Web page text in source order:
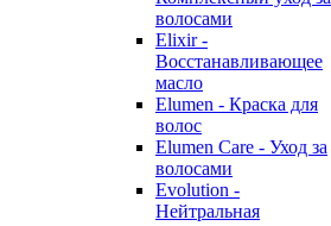
волосами
Elixir -
Восстанавливающее
масло
Elumen - Краска для
волос
Elumen Care - Уход за
волосами
Evolution -
Нейтральная